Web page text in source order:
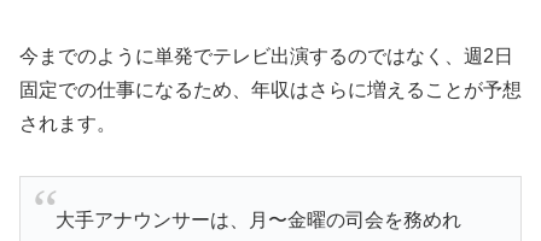
今までのように単発でテレビ出演するのではなく、週2日
固定での仕事になるため、年収はさらに増えることが予想
されます。
大手アナウンサーは、月〜金曜の司会を務めれ